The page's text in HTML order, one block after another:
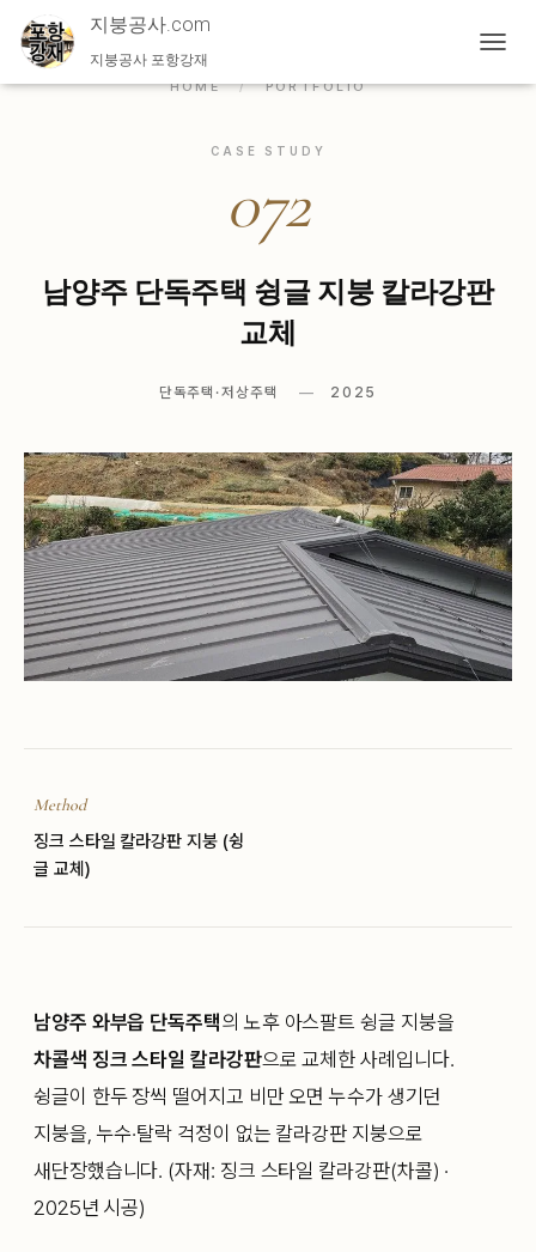
지붕공사.com
지붕공사 포항강재
비
HOME / PORTFOLIO
CASE STUDY
072
남양주 단독주택 슁글 지붕 칼라강판
교체
단독주택·저상주택 2025
Method
징크 스타일 칼라강판 지붕 (슁
글 교체)
남양주 와부읍 단독주택의 노후 아스팔트 슁글 지붕을
차콜색 징크 스타일 칼라강판으로 교체한 사례입니다.
슁글이 한두 장씩 떨어지고 비만 오면 누수가 생기던
지붕을, 누수·탈락 걱정이 없는 칼라강판 지붕으로
새단장했습니다. (자재: 징크 스타일 칼라강판(차콜) ·
2025년 시공)